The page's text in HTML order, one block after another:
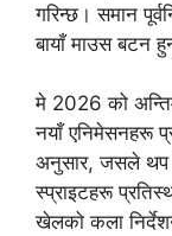
गरिन्छ। समान
बायाँ माउस बटन
मे 2026 को
नयाँ एनिमेसनहरू
अनुसार, जसले थप
स्प्राइटहरू
खेलको कला